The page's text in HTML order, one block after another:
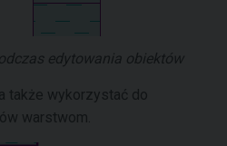
edytowania obiektów
także wykorzystać do
warstwom.